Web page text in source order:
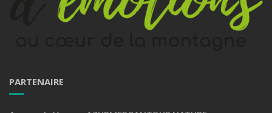
PARTENAIRE